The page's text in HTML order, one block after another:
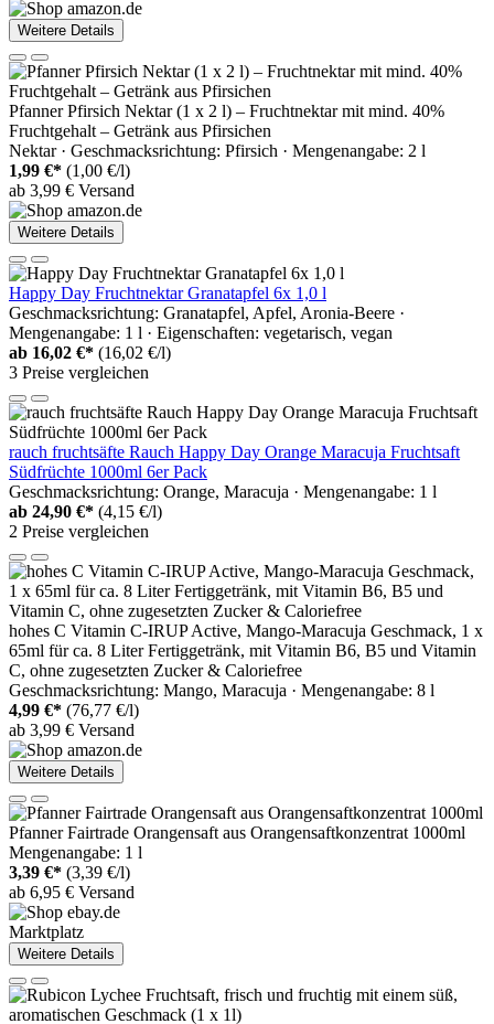
Weitere Details
Pfanner Pfirsich Nektar (1 x 2 l) – Fruchtnektar mit mind. 40%
Fruchtgehalt – Getränk aus Pfirsichen
Nektar · Geschmacksrichtung: Pfirsich · Mengenangabe: 2 l
1,99 €* (1,00 €/l)
ab 3,99 € Versand
Weitere Details
Happy Day Fruchtnektar Granatapfel 6x 1,0 l
Geschmacksrichtung: Granatapfel, Apfel, Aronia-Beere ·
Mengenangabe: 1 l · Eigenschaften: vegetarisch, vegan
ab 16,02 €* (16,02 €/l)
3 Preise vergleichen
rauch fruchtsäfte Rauch Happy Day Orange Maracuja Fruchtsaft
Südfrüchte 1000ml 6er Pack
Geschmacksrichtung: Orange, Maracuja · Mengenangabe: 1 l
ab 24,90 €* (4,15 €/l)
2 Preise vergleichen
hohes C Vitamin C-IRUP Active, Mango-Maracuja Geschmack, 1 x
65ml für ca. 8 Liter Fertiggetränk, mit Vitamin B6, B5 und Vitamin
C, ohne zugesetzten Zucker & Caloriefree
Geschmacksrichtung: Mango, Maracuja · Mengenangabe: 8 l
4,99 €* (76,77 €/l)
ab 3,99 € Versand
Weitere Details
Pfanner Fairtrade Orangensaft aus Orangensaftkonzentrat 1000ml
Mengenangabe: 1 l
3,39 €* (3,39 €/l)
ab 6,95 € Versand
Marktplatz
Weitere Details